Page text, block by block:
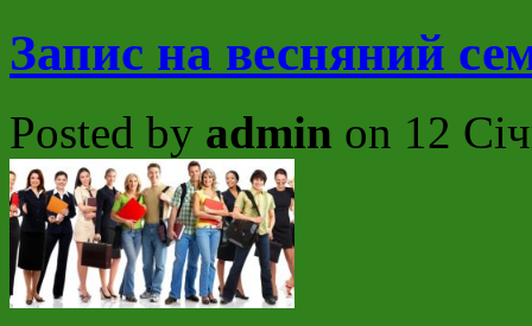
Запис на весняний
Posted by admin on 12